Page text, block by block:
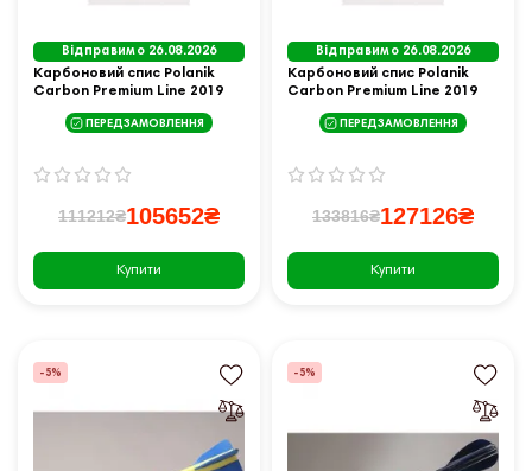
Відправимо 26.08.2026
Карбоновий спис Polanik
Carbon Premium Line 2019
600 г WA I-20-1010
ПЕРЕДЗАМОВЛЕННЯ
111212₴105652₴
Купити
Відправимо 26.08.2026
Карбоновий спис Polanik
Carbon Premium Line 2019
800 г WA I-20-1011
ПЕРЕДЗАМОВЛЕННЯ
133816₴127126₴
Купити
-5% -5%